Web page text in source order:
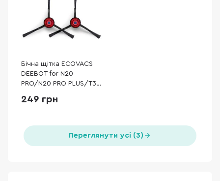
Бічна щітка ECOVACS
DEEBOT for N20
PRO/N20 PRO PLUS/T30
OMNI/N20e PLUS/N20e
249 грн
Переглянути усі (3)